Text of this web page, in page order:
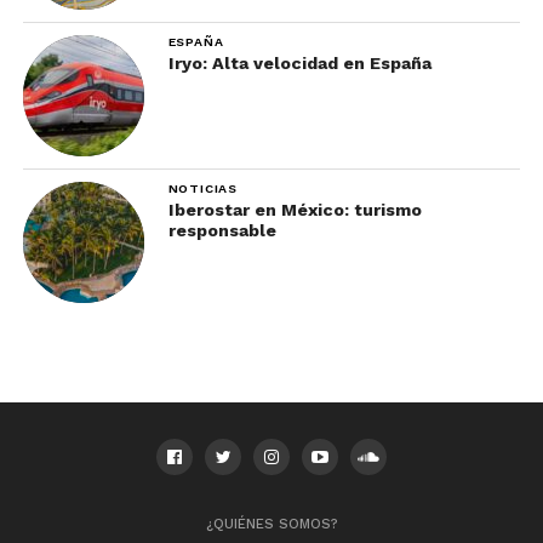
bicicleta, ¿por qué no lees acerca de sus
experiencias imperdibles?
ESPAÑA
Iryo: Alta velocidad en España
NOTICIAS
Iberostar en México: turismo
responsable
¿QUIÉNES SOMOS?